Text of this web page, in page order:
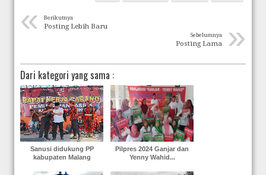
« Berikutnya
Posting Lebih Baru »
Sebelumnya
Posting Lama
Dari kategori yang sama :
Sanusi didukung PP
kabupaten Malang
Pilpres 2024 Ganjar dan
Yenny Wahid...